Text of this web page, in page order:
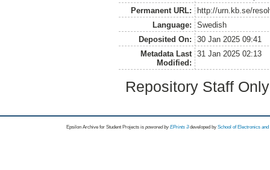
Permanent URL:
http://urn.kb.se/
Language:
Swedish
Deposited On:
30 Jan 2025 09:41
Metadata Last
Modified:
31 Jan 2025 02:13
Repository Staff
Epsilon Archive for Student Projects is powored byEPrints 3 developed by School of Electronics